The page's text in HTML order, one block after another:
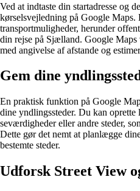
Ved at indtaste din startadresse og
kørselsvejledning på Google
transportmuligheder, herunder
din rejse på Sjælland. Google Maps
med angivelse af afstande og
Gem dine
En praktisk funktion på Google
dine yndlingssteder. Du kan oprette
seværdigheder eller andre steder,
Dette gør det nemt at planlægge
bestemte steder.
Udforsk Street View